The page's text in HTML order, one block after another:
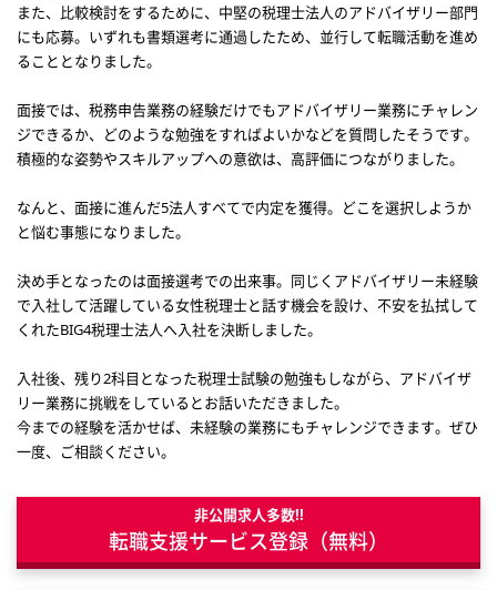
また、比較検討をするために、中堅の税理士法人のアドバイザリー部門
にも応募。いずれも書類選考に通過したため、並行して転職活動を進め
ることとなりました。
面接では、税務申告業務の経験だけでもアドバイザリー業務にチャレン
ジできるか、どのような勉強をすればよいかなどを質問したそうです。
積極的な姿勢やスキルアップへの意欲は、高評価につながりました。
なんと、面接に進んだ5法人すべてで内定を獲得。どこを選択しようか
と悩む事態になりました。
決め手となったのは面接選考での出来事。同じくアドバイザリー未経験
で入社して活躍している女性税理士と話す機会を設け、不安を払拭して
くれたBIG4税理士法人へ入社を決断しました。
入社後、残り2科目となった税理士試験の勉強もしながら、アドバイザ
リー業務に挑戦をしているとお話いただきました。
今までの経験を活かせば、未経験の業務にもチャレンジできます。ぜひ
一度、ご相談ください。
非公開求人多数!!
転職支援サービス登録（無料）